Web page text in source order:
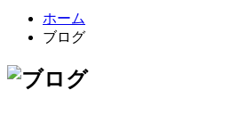
ホーム
ブログ